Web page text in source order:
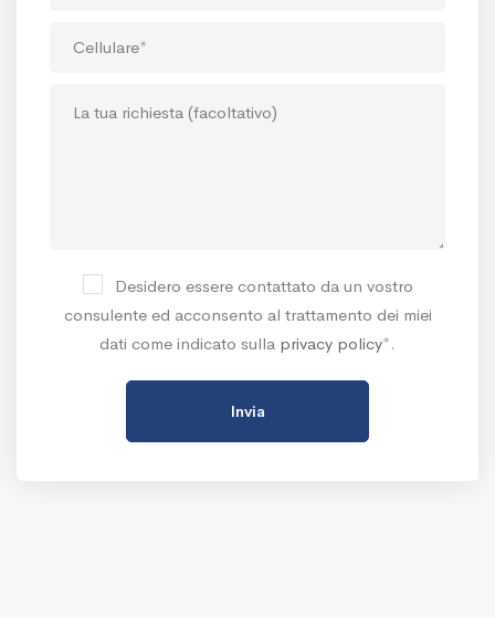
Desidero essere contattato da un vostro
consulente ed acconsento al trattamento dei miei
dati come indicato sulla privacy policy*.